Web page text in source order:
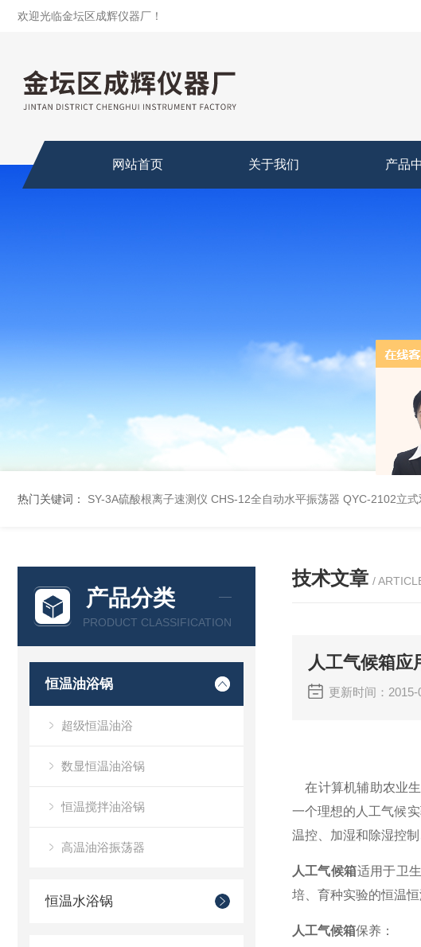
欢迎光临金坛区成辉仪器厂！
网站首页 关于我们 产品
热门关键词： SY-3A硫酸根离子速测仪 CHS-12全自动水平振荡器 QYC-2102立
产品分类
PRODUCT CLASSIFICATION
恒温油浴锅
超级恒温油浴
数显恒温油浴锅
恒温搅拌油浴锅
高温油浴振荡器
恒温水浴锅
技术文章 /
人工气候箱应
更新时间：
在计算机辅助农业
一个理想的人工气候
温控、加湿和除湿控
人工气候箱适用于卫
培、育种实验的恒温
人工气候箱保养：